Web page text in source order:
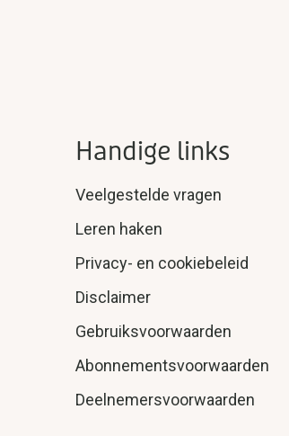
Handige links
Veelgestelde vragen
Leren haken
Privacy- en cookiebeleid
Disclaimer
Gebruiksvoorwaarden
Abonnementsvoorwaarden
Deelnemersvoorwaarden